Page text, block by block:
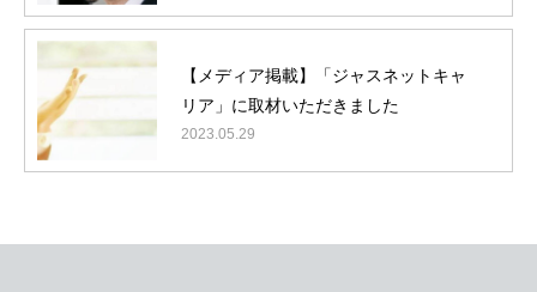
【メディア掲載】「ジャスネットキャ
リア」に取材いただきました
2023.05.29